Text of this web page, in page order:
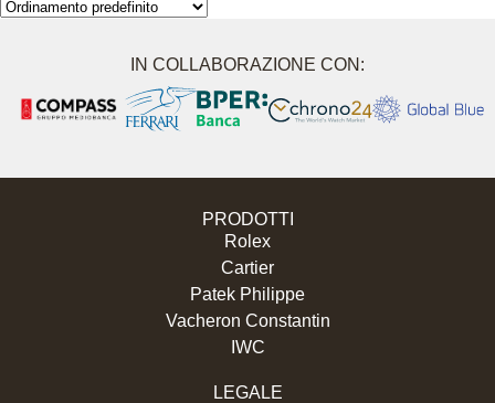
IN COLLABORAZIONE CON:
PRODOTTI
Rolex
Cartier
Patek Philippe
Vacheron Constantin
IWC
LEGALE